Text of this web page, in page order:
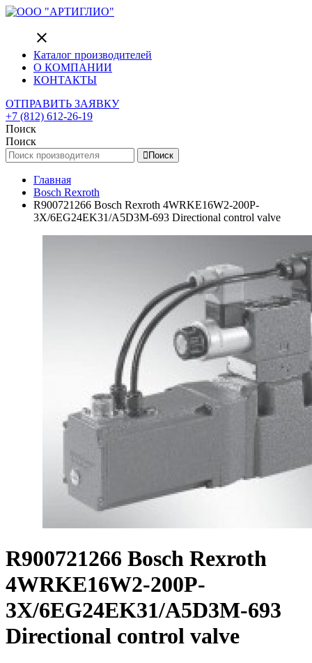
close
Каталог производителей
О КОМПАНИИ
КОНТАКТЫ
ОТПРАВИТЬ ЗАЯВКУ
+7 (812) 612-26-19
Поиск
Поиск
Поиск
Главная
Bosch Rexroth
R900721266 Bosch Rexroth 4WRKE16W2-200P-
3X/6EG24EK31/A5D3M-693 Directional control valve
R900721266 Bosch Rexroth
4WRKE16W2-200P-
3X/6EG24EK31/A5D3M-693
Directional control valve